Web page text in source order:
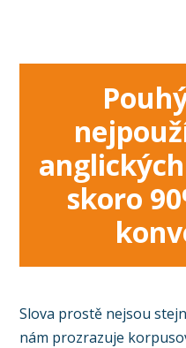
skoro
Slova prostě nejsou
nám prozrazuje